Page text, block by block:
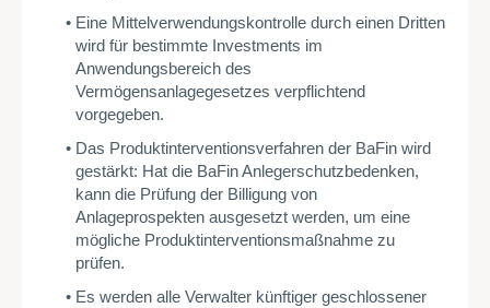
Eine Mittelverwendungskontrolle durch einen Dritten
wird für bestimmte Investments im
Anwendungsbereich des
Vermögensanlagegesetzes verpflichtend
vorgegeben.
Das Produktinterventionsverfahren der BaFin wird
gestärkt: Hat die BaFin Anlegerschutzbedenken,
kann die Prüfung der Billigung von
Anlageprospekten ausgesetzt werden, um eine
mögliche Produktinterventionsmaßnahme zu
prüfen.
Es werden alle Verwalter künftiger geschlossener